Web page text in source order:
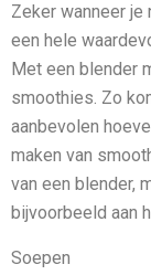
Zeker wanneer
een hele
Met een blender
smoothies. Zo
aanbevolen
maken van
van een blender,
bijvoorbeeld aan
Soepen